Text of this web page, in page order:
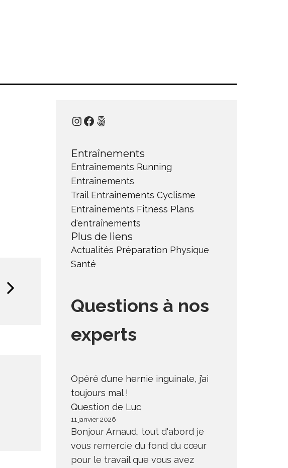
Instagram
Facebook
500px
Entraînements
Entraînements Running
Entraînements
Trail Entraînements Cyclisme
Entraînements Fitness Plans
d'entraînements
Plus de liens
Actualités Préparation Physique
Santé
Questions à nos
experts
Opéré d’une hernie inguinale, j’ai
toujours mal !
Question de Luc
11 janvier 2026
Bonjour Arnaud, tout d'abord je
vous remercie du fond du cœur
pour le travail que vous avez